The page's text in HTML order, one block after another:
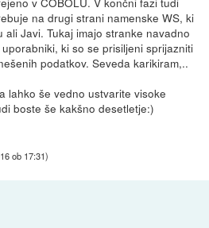
na drugi strani namenske WS, ki
Javi. Tukaj imajo stranke navadno
ki so se prisiljeni sprijazniti
podatkov. Seveda karikiram,..
lahko še vedno ustvarite visoke
boste še kakšno desetletje:)
ob 17:31)